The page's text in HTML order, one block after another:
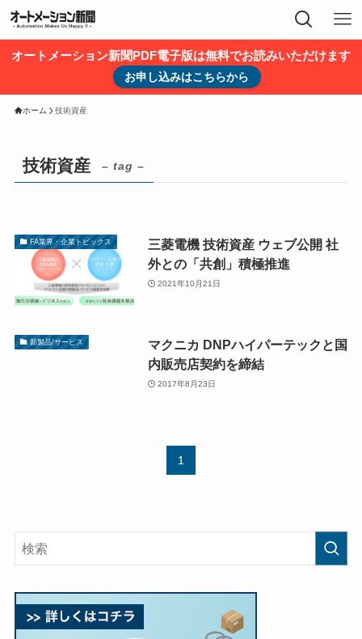
オートメーション新聞PDF電子版は無料でお読みいただけます
お申し込みはこちらから
ホーム 技術資産
技術資産 – tag –
FA業界・企業トピックス
三菱電機 技術資産 ウェブ公開 社
外との「共創」積極推進
2021年10月21日
新製品/サービス
マクニカ DNPハイパーテックと国
内販売店契約を締結
2017年8月23日
1